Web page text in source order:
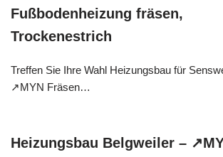
Fußbodenheizung fräsen,
Trockenestrich
Treffen Sie Ihre Wahl Heizungsbau für
↗️MYN Fräsen…
Heizungsbau Belgweiler –